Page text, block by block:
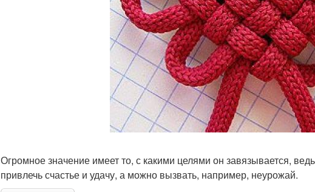
Огромное значение имеет то, с какими целями он завязывается,
привлечь счастье и удачу, а можно вызвать, например, неурожай.